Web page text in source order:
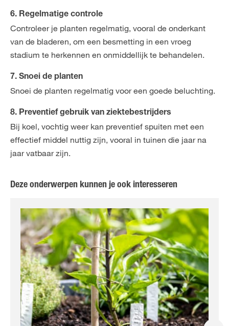
6. Regelmatige controle
Controleer je planten regelmatig, vooral de onderkant
van de bladeren, om een besmetting in een vroeg
stadium te herkennen en onmiddellijk te behandelen.
7. Snoei de planten
Snoei de planten regelmatig voor een goede beluchting.
8. Preventief gebruik van ziektebestrijders
Bij koel, vochtig weer kan preventief spuiten met een
effectief middel nuttig zijn, vooral in tuinen die jaar na
jaar vatbaar zijn.
Deze onderwerpen kunnen je ook interesseren